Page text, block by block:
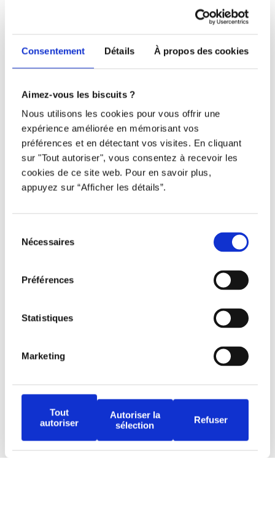
Consentement Détails À propos des cookies
Aimez-vous les biscuits ?
Nous utilisons les cookies pour vous offrir une
expérience améliorée en mémorisant vos
préférences et en détectant vos visites. En cliquant
sur "Tout autoriser", vous consentez à recevoir les
cookies de ce site web. Pour en savoir plus,
appuyez sur “Afficher les détails”.
Nécessaires
Préférences
Statistiques
Marketing
Tout
autoriser
Autoriser la
sélection
Refuser
Email
Liens utiles
S’inscrire
À propos
Nous contacter
Avertissement
Politique de protection
Conditions d’utilisation